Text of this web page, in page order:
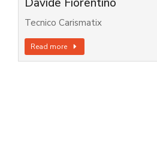
Tecnico Carismatix
Read more